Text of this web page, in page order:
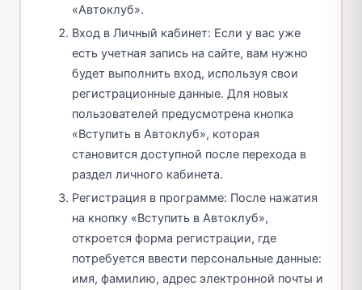
«Автоклуб».
Вход в Личный кабинет: Если у вас уже
есть учетная запись на сайте, вам нужно
будет выполнить вход, используя свои
регистрационные данные. Для новых
пользователей предусмотрена кнопка
«Вступить в Автоклуб», которая
становится доступной после перехода в
раздел личного кабинета.
Регистрация в программе: После нажатия
на кнопку «Вступить в Автоклуб»,
откроется форма регистрации, где
потребуется ввести персональные данные:
имя, фамилию, адрес электронной почты и